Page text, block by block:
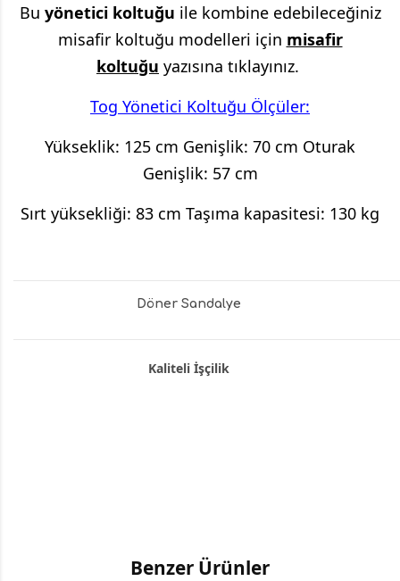
Bu yönetici koltuğu ile kombine edebileceğiniz
misafir koltuğu modelleri için misafir
koltuğu yazısına tıklayınız.
Tog Yönetici Koltuğu Ölçüler:
Yükseklik: 125 cm Genişlik: 70 cm Oturak
Genişlik: 57 cm
Sırt yüksekliği: 83 cm Taşıma kapasitesi: 130 kg
Döner Sandalye
Kaliteli İşçilik
Benzer Ürünler